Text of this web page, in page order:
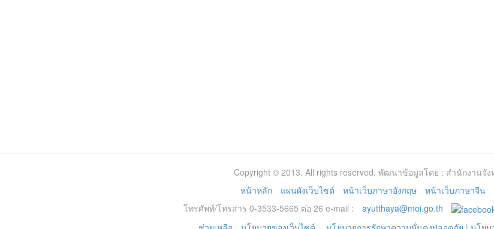
Copyright © 2013. All rights reserved. พัฒนาข้อมูลโดย : สำนักงานจั
หน้าหลัก
แผนผังเว็บไซต์ หน้าเว็บภาษาอังกฤษ หน้าเว็บภาษาจีน
โทรศัพท์/โทรสาร 0-3533-5665 ต่อ 26 e-mail :
ayutthaya@moi.go.th